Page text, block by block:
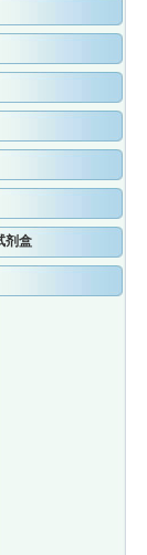
剂盒